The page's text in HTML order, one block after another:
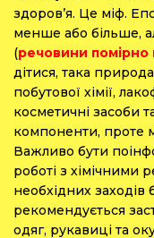
здоров’я. Це міф.
менше або більше,
(речовини помірно
дітися, така
побутової хімії,
косметичні засоби
компоненти, проте
Важливо бути
роботі з хімічними
необхідних
рекомендується
одяг, рукавиці та